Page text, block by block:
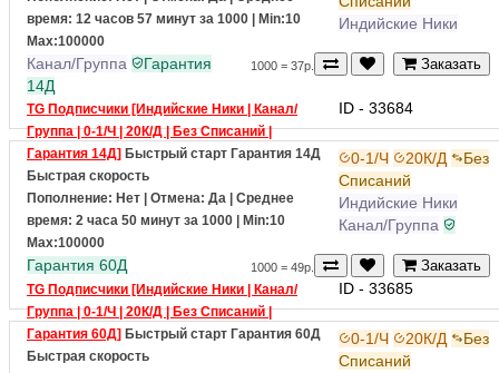
Пополнение: Нет | Отмена: Да | Среднее
время: 12 часов 57 минут за 1000
Max:100000
Списаний
Канал/Группа
14Д
TG Подписчики [Индийские Ники | Канал/
Группа | 0-1/Ч | 20К/Д | Без Списаний |
Гарантия 14Д] Быстрый старт
Быстрая скорость
Пополнение: Нет | Отмена: Да | Среднее
время: 2 часа 50 минут за 1000
Max:100000
ID - 33684
1000 = 49р.
0-1/Ч 20К/Д
Списаний
Индийские Ники
Гарантия 60Д
TG Подписчики [Индийские Ники | Канал/
Группа | 0-1/Ч | 20К/Д | Без Списаний |
Гарантия 60Д] Быстрый старт
ID - 33685
0-1/Ч 20К/Д